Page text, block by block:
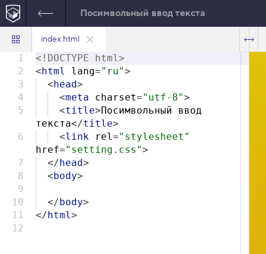
Посимвольный ввод текста
index.html
1
2
3
4
5
6
7
8
9
10
11
12
<!DOCTYPE html>
<html lang="ru">
<head>
<meta charset="utf-8">
<title>Посимвольный ввод
текста</title>
<link rel="stylesheet"
href="setting.css">
</head>
<body>
</body>
</html>